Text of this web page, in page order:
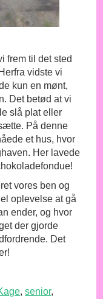
frem til det sted
vidste vi
kun en mønt,
Det betød at vi
slå plat eller
På denne
et hus, hvor
Her lavede
vores ben og
oplevelse at gå
ender, og hvor
der gjorde
Det
,senior,